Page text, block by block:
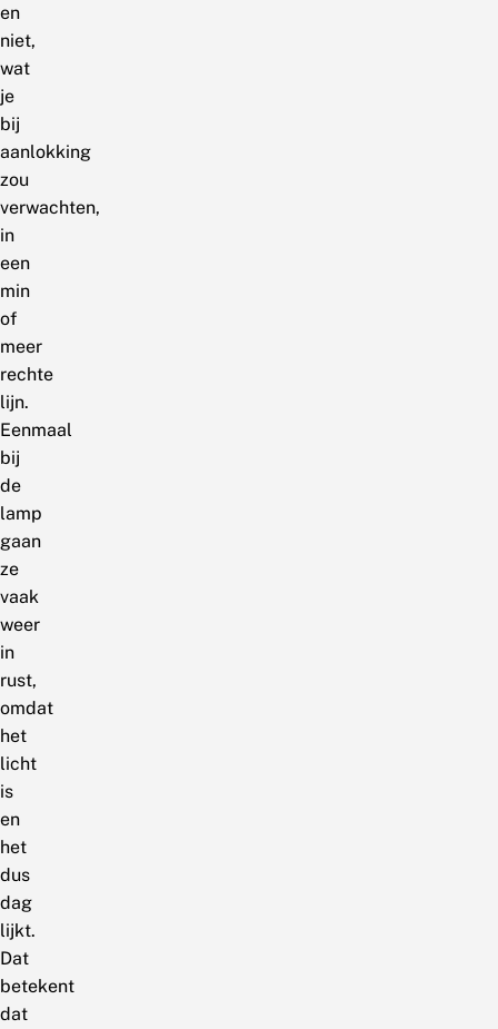
en
niet,
wat
je
bij
aanlokking
zou
verwachten,
in
een
min
of
meer
rechte
lijn.
Eenmaal
bij
de
lamp
gaan
ze
vaak
weer
in
rust,
omdat
het
licht
is
en
het
dus
dag
lijkt.
Dat
betekent
dat